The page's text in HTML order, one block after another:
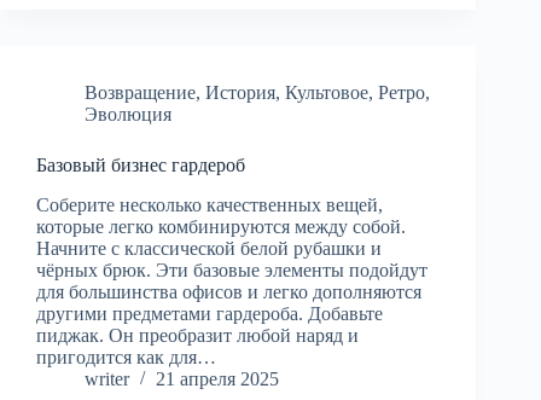
Возвращение, История, Культовое, Ретро,
Эволюция
Базовый бизнес гардероб
Соберите несколько качественных вещей,
которые легко комбинируются между собой.
Начните с классической белой рубашки и
чёрных брюк. Эти базовые элементы подойдут
для большинства офисов и легко дополняются
другими предметами гардероба. Добавьте
пиджак. Он преобразит любой наряд и
пригодится как для…
writer
21 апреля 2025